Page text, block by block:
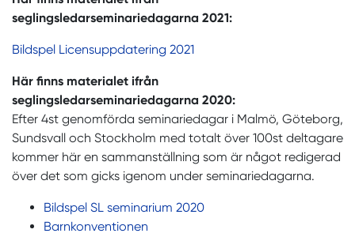
seglingsledarseminariedagarna 2021:
Bildspel Licensuppdatering 2021
Här finns materialet ifrån
seglingsledarseminariedagarna 2020:
Efter 4st genomförda seminariedagar i Malmö, Göteborg,
Sundsvall och Stockholm med totalt över 100st deltagare
kommer här en sammanställning som är något redigerad
över det som gicks igenom under seminariedagarna.
Bildspel SL seminarium 2020
Barnkonventionen